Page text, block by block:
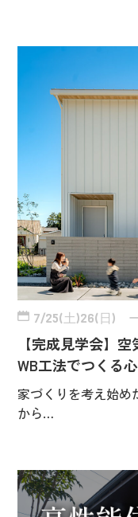
7/25(土)26(日)
【完成見学会】
WB工法でつくる
家づくりを考え始め
から…